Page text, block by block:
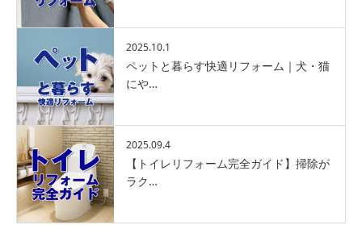
2025.10.1
ペットと暮らす快適リフォーム｜犬・猫
にや…
2025.09.4
【トイレリフォーム完全ガイド】掃除が
ラク…